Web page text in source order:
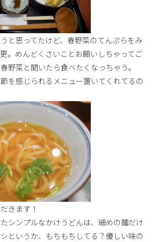
と思ってたけど、春野菜のてんぷらをみ
。めんどくさいことお願いしちゃってご
野菜と聞いたら食べたくなっちゃう。
を感じられるメニュー置いてくれてるの
きます！
シンプルなかけうどんは、細めの麺だけ
というか、もちもちしてる？優しい味の